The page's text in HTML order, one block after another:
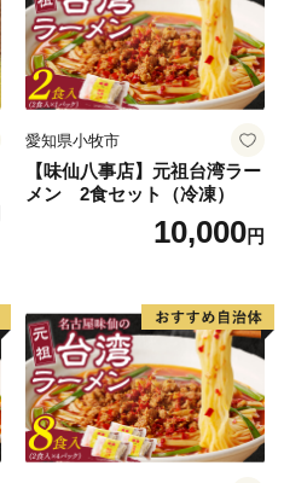
愛知県小牧市
【味仙八事店】元祖台湾ラー
メン 2食セット（冷凍）
10,000円